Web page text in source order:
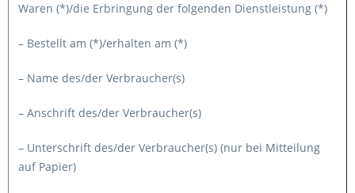
Waren (*)/die Erbringung der folgenden Dienstleistung (*)
– Bestellt am (*)/erhalten am (*)
– Name des/der Verbraucher(s)
– Anschrift des/der Verbraucher(s)
– Unterschrift des/der Verbraucher(s) (nur bei Mitteilung
auf Papier)